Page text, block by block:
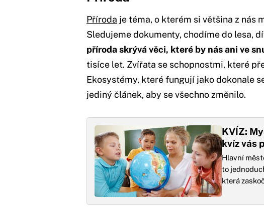
Příroda je téma, o kterém si většina z nás
Sledujeme dokumenty, chodíme do lesa,
příroda skrývá věci, které by nás ani ve
tisíce let. Zvířata se schopnostmi, které
Ekosystémy, které fungují jako dokonale
jediný článek, aby se všechno změnilo.
KVÍZ:
kvíz vás
Hlavní
to
která